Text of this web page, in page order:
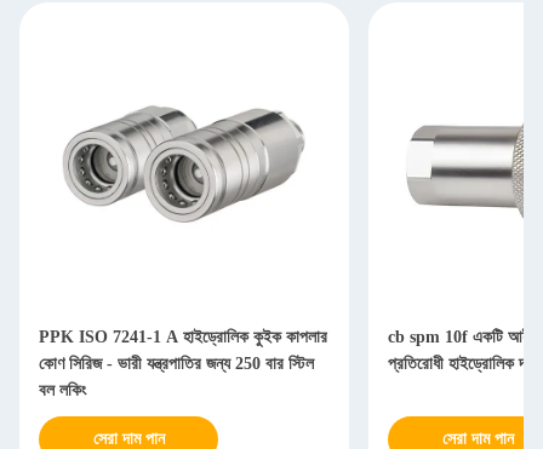
PPK ISO 7241-1 A হাইড্রোলিক কুইক কাপলার
কোণ সিরিজ - ভারী যন্ত্রপাতির জন্য 250 বার স্টিল
বল লকিং
সেরা দাম পান
cb spm 10f একটি
প্রতিরোধী হাইড্রোলিক
সেরা দাম পান